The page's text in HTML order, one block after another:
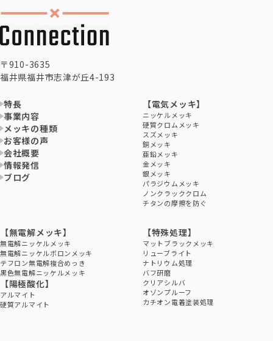
〒910-3635
福井県福井市志津が丘4-193
特長
事業内容
メッキの種類
お客様の声
会社概要
情報発信
ブログ
【電気メッキ】
ニッケルメッキ
硬質クロムメッキ
スズメッキ
銅メッキ
亜鉛メッキ
金メッキ
銀メッキ
パラジウムメッキ
ノンクラッククロム
チタンの摩擦を防ぐ
【無電解メッキ】
無電解ニッケルメッキ
無電解ニッケルボロンメッキ
テフロン無電解複合めっき
黒色無電解ニッケルメッキ
【陽極酸化】
アルマイト
硬質アルマイト
【特殊処理】
マットブラックメッキ
リューブライト
ナトリウム処理
バフ研磨
クリアシルバ
オゾンプルーフ
カチオン電着塗装処理